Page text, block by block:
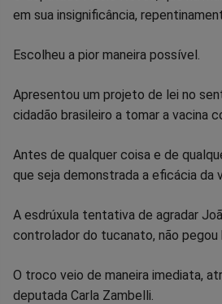
em sua insignificância,
Escolheu a pior maneira possível.
Apresentou um projeto de lei no
cidadão brasileiro a tomar a vacina
Antes de qualquer coisa e de
que seja demonstrada a eficácia da
A esdrúxula tentativa de agradar
controlador do tucanato, não pegou
O troco veio de maneira imediata,
deputada Carla Zambelli.